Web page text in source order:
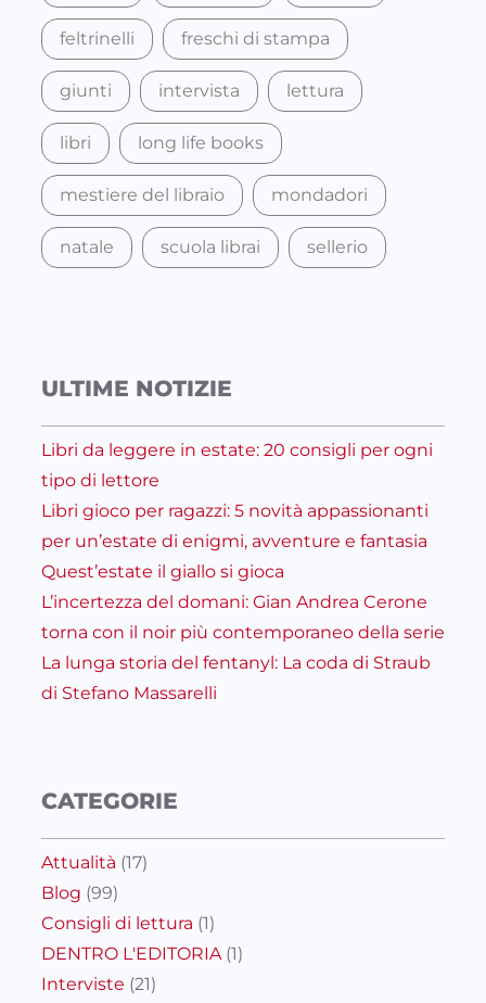
feltrinelli freschi di stampa
giunti intervista lettura
libri long life books
mestiere del libraio mondadori
natale scuola librai sellerio
ULTIME NOTIZIE
Libri da leggere in estate: 20 consigli per ogni
tipo di lettore
Libri gioco per ragazzi: 5 novità appassionanti
per un’estate di enigmi, avventure e fantasia
Quest’estate il giallo si gioca
L’incertezza del domani: Gian Andrea Cerone
torna con il noir più contemporaneo della serie
La lunga storia del fentanyl: La coda di Straub
di Stefano Massarelli
CATEGORIE
Attualità (17)
Blog (99)
Consigli di lettura (1)
DENTRO L'EDITORIA(1)
Interviste (21)